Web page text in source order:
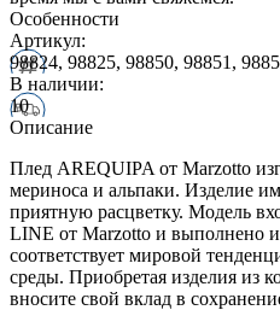
Особенности
Артикул:
98824, 98825, 98850, 98851,
В наличии:
10
Описание
Плед AREQUIPA от Marzotto
мериноса и альпаки. Изделие
приятную расцветку. Модель
LINE от Marzotto и выполнено
соответствует мировой
среды. Приобретая изделия из
вносите свой вклад в